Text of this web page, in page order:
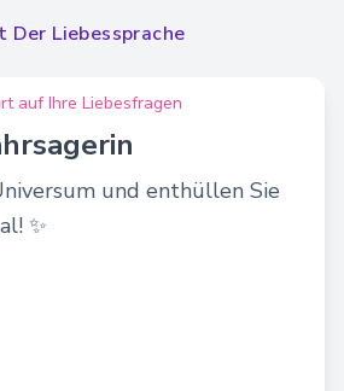
Der Liebessprache
auf Ihre Liebesfragen
und enthüllen Sie
✨